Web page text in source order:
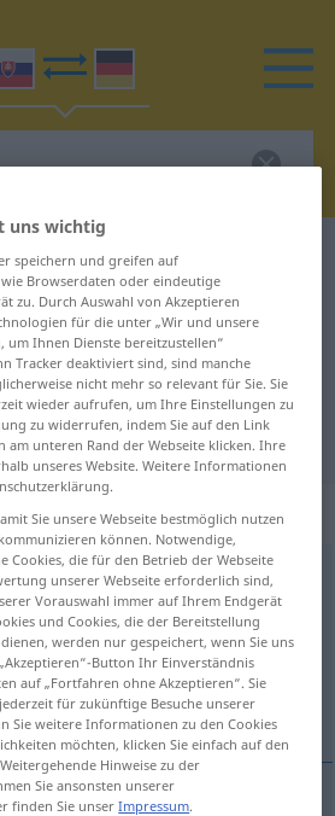
Wörterbuch bezvedomie
Übersetzung
Deutsch
: Neutrum
anklicken/antippen)
Ohnmacht
uns wichtig
speichern und greifen auf
Browserdaten oder eindeutige
zu. Durch Auswahl von Akzeptieren
für die unter „Wir und unsere
um Ihnen Dienste bereitzustellen“
Tracker deaktiviert sind, sind manche
nicht mehr so relevant für Sie. Sie
wieder aufrufen, um Ihre Einstellungen zu
zu widerrufen, indem Sie auf den Link
am unteren Rand der Webseite klicken. Ihre
unseres Website. Weitere Informationen
Sie unsere Webseite bestmöglich nutzen
können. Notwendige,
Cookies, die für den Betrieb der Webseite
unserer Webseite erforderlich sind,
Vorauswahl immer auf Ihrem Endgerät
und Cookies, die der Bereitstellung
werden nur gespeichert, wenn Sie uns
Button Ihr Einverständnis
auf „Fortfahren ohne Akzeptieren“. Sie
für zukünftige Besuche unserer
Sie weitere Informationen zu den Cookies
möchten, klicken Sie einfach auf den
Hinweise zu der
Sie ansonsten unserer
finden Sie unserImpressum.